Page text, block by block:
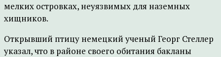
мелких островках, неуязвимых для наземных
хищников.
Открывший птицу немецкий ученый Георг Стеллер
указал, что в районе своего обитания бакланы